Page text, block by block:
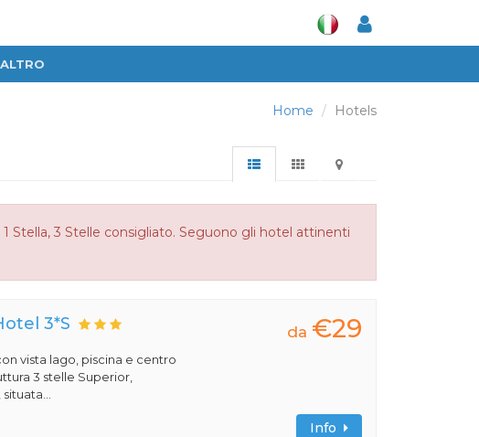
ALTRO
Home Hotels
Stella, 3 Stelle consigliato. Seguono gli hotel attinenti
3*S
vista lago, piscina e centro
3 stelle Superior,
da €29
Info